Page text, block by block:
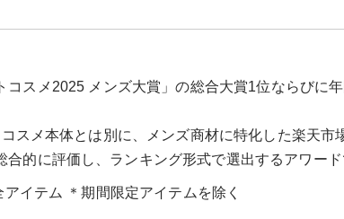
スメ2025 メンズ大賞」の総合大賞1位ならびに
スメ本体とは別に、メンズ商材に特化した楽天市
的に評価し、ランキング形式で選出するアワード
イテム ＊期間限定アイテムを除く